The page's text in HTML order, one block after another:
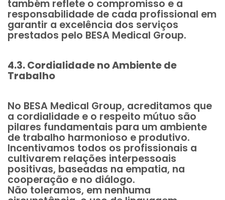
também reflete o compromisso e a
responsabilidade de cada profissional em
garantir a excelência dos serviços
prestados pelo BESA Medical Group.
4.3. Cordialidade no Ambiente de
Trabalho
No BESA Medical Group, acreditamos que
a cordialidade e o respeito mútuo são
pilares fundamentais para um ambiente
de trabalho harmonioso e produtivo.
Incentivamos todos os profissionais a
cultivarem relações interpessoais
positivas, baseadas na empatia, na
cooperação e no diálogo.
Não toleramos, em nenhuma